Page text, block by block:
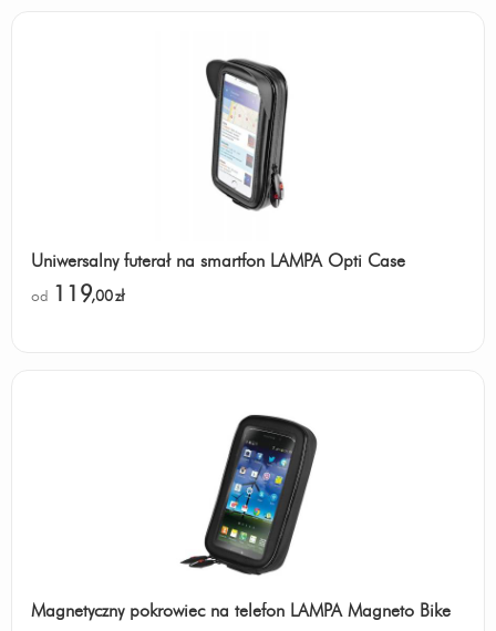
Uniwersalny futerał na smartfon LAMPA Opti Case
od 119,00zł
Magnetyczny pokrowiec na telefon LAMPA Magneto Bike